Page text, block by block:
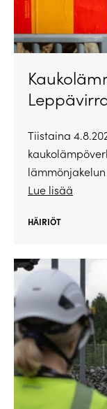
Tiistaina
Lue lisää
HÄIRIÖT